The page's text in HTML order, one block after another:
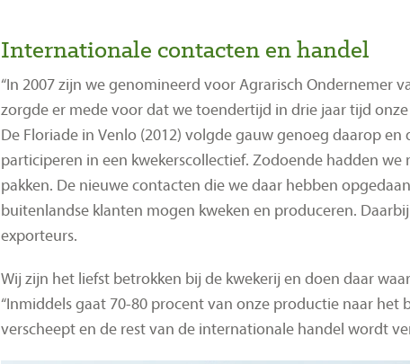
Internationale contacten en handel
“In 2007 zijn we genomineerd voor Agrarisch Ondernemer
zorgde er mede voor dat we toendertijd in drie jaar tijd
De Floriade in Venlo (2012) volgde gauw genoeg daarop
participeren in een kwekerscollectief. Zodoende hadden
pakken. De nieuwe contacten die we daar hebben
buitenlandse klanten mogen kweken en produceren.
exporteurs.
Wij zijn het liefst betrokken bij de kwekerij en doen daar
“Inmiddels gaat 70-80 procent van onze productie naar
verscheept en de rest van de internationale handel wordt